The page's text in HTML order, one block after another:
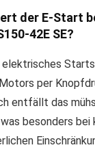
der E-Start
42E SE?
per
entfällt das
besonders bei